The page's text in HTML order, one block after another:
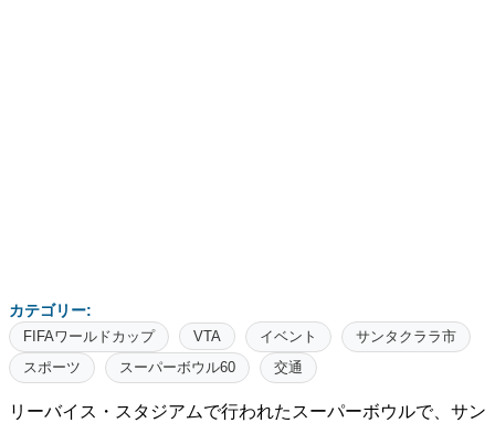
カテゴリー:
FIFAワールドカップ VTA イベント
サンタクララ市
スポーツ
スーパーボウル60 交通
リーバイス・スタジアムで行われたスーパーボウルで、サン